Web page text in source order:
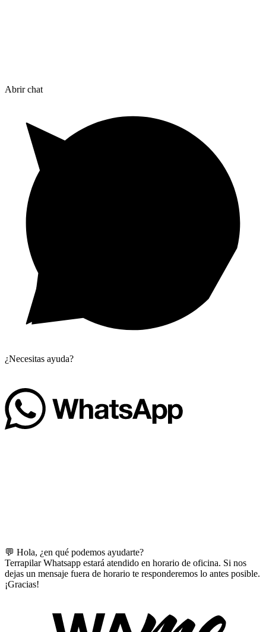
Abrir chat
¿Necesitas ayuda?
💬 Hola, ¿en qué podemos ayudarte?
Terrapilar Whatsapp estará atendido en horario de oficina. Si nos
dejas un mensaje fuera de horario te responderemos lo antes posible.
¡Gracias!